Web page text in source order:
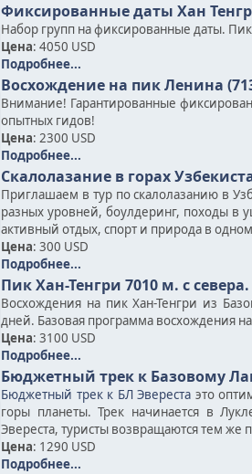
Фиксированные даты Хан
Набор групп на фиксированные даты.
Цена: 4050 USD
Подробнее...
Восхождение на пик Ленина
Внимание! Гарантированные
опытных гидов!
Цена: 2300 USD
Подробнее...
Скалолазание в горах
Приглашаем в тур по скалолазанию в
разных уровней, боулдеринг, походы в
активный отдых, спорт и природа в
Цена: 300 USD
Подробнее...
Пик Хан-Тенгри 7010 м. с
Восхождения на пик Хан-Тенгри из
дней. Базовая программа восхождения
Цена: 3100 USD
Подробнее...
Бюджетный трек к Базовому
Бюджетный трек к БЛ Эвереста это
горы планеты. Трек начинается в
Эвереста, туристы возвращаются тем же
Цена: 1290 USD
Подробнее...